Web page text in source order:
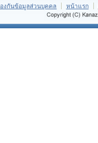
งกันข้อมูลส่วนบุคคล หน้าแรก